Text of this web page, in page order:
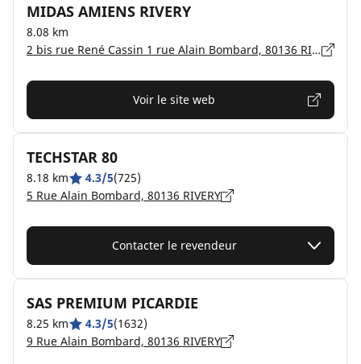
MIDAS AMIENS RIVERY
8.08 km
2 bis rue René Cassin 1 rue Alain Bombard, 80136 RIVERY
Voir le site web
TECHSTAR 80
8.18 km 4.3/5(725)
5 Rue Alain Bombard, 80136 RIVERY
Contacter le revendeur
SAS PREMIUM PICARDIE
8.25 km 4.3/5(1632)
9 Rue Alain Bombard, 80136 RIVERY